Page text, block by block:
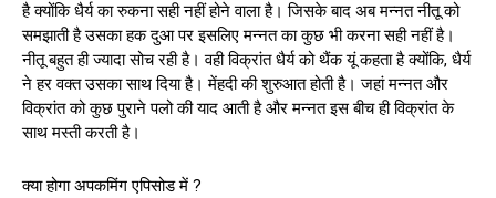
है क्योंकि धैर्य का रुकना सही नहीं होने वाला है। जिसके बाद अब मन्नत नीतू को
समझाती है उसका हक दुआ पर इसलिए मन्नत का कुछ भी करना सही नहीं है।
नीतू बहुत ही ज्यादा सोच रही है। वही विक्रांत धैर्य को थैंक यूं कहता है क्योंकि, धैर्य
ने हर वक्त उसका साथ दिया है। मेंहदी की शुरुआत होती है। जहां मन्नत और
विक्रांत को कुछ पुराने पलो की याद आती है और मन्नत इस बीच ही विक्रांत के
साथ मस्ती करती है।
क्या होगा अपकमिंग एपिसोड में ?